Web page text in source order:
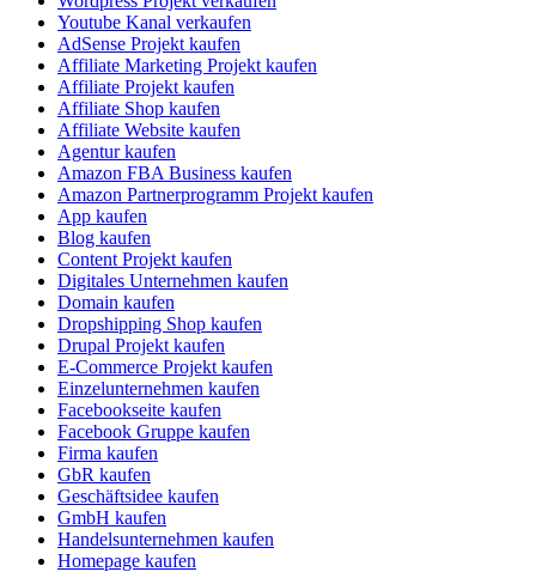
Youtube Kanal verkaufen
AdSense Projekt kaufen
Affiliate Marketing Projekt kaufen
Affiliate Projekt kaufen
Affiliate Shop kaufen
Affiliate Website kaufen
Agentur kaufen
Amazon FBA Business kaufen
Amazon Partnerprogramm Projekt kaufen
App kaufen
Blog kaufen
Content Projekt kaufen
Digitales Unternehmen kaufen
Domain kaufen
Dropshipping Shop kaufen
Drupal Projekt kaufen
E-Commerce Projekt kaufen
Einzelunternehmen kaufen
Facebookseite kaufen
Facebook Gruppe kaufen
Firma kaufen
GbR kaufen
Geschäftsidee kaufen
GmbH kaufen
Handelsunternehmen kaufen
Homepage kaufen